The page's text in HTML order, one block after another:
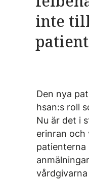
inte
Den nya
hsan:s roll
Nu är det i
erinran och
patienterna